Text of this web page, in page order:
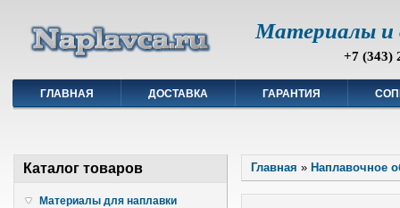
Материалы и
+7 (343)
ГЛАВНАЯ ДОСТАВКА ГАРАНТИЯ
Каталог товаров
Материалы для наплавки
Главная » Наплавочное